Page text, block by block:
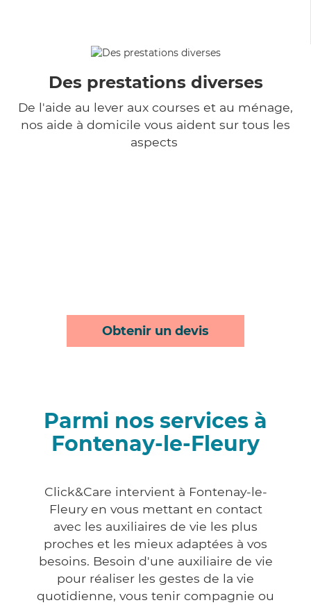
Des prestations diverses
De l'aide au lever aux courses et au ménage,
nos aide à domicile vous aident sur tous les
aspects
Obtenir un devis
Parmi nos services à
Fontenay-le-Fleury
Click&Care intervient à Fontenay-le-
Fleury en vous mettant en contact
avec les auxiliaires de vie les plus
proches et les mieux adaptées à vos
besoins. Besoin d'une auxiliaire de vie
pour réaliser les gestes de la vie
quotidienne, vous tenir compagnie ou